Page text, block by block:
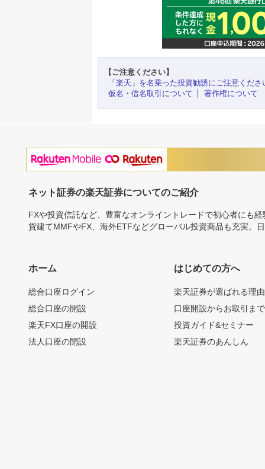
【ご注意ください】
「楽天」を名乗った投資勧誘にご注意くださ
仮名・借名取引について
著作権について
ネット証券の楽天証券についてのご紹介
FXや投資信託など、豊富なオンライントレードで初心者にも
貨建てMMFやFX、海外ETFなどグローバル投資商品も充実。
ホーム
総合口座ログイン
総合口座の開設
楽天FX口座の開設
法人口座の開設
はじめての方へ
楽天証券が選ばれる理由
口座開設からお取引ま
投資ガイド&セミナー
楽天証券のあんしん